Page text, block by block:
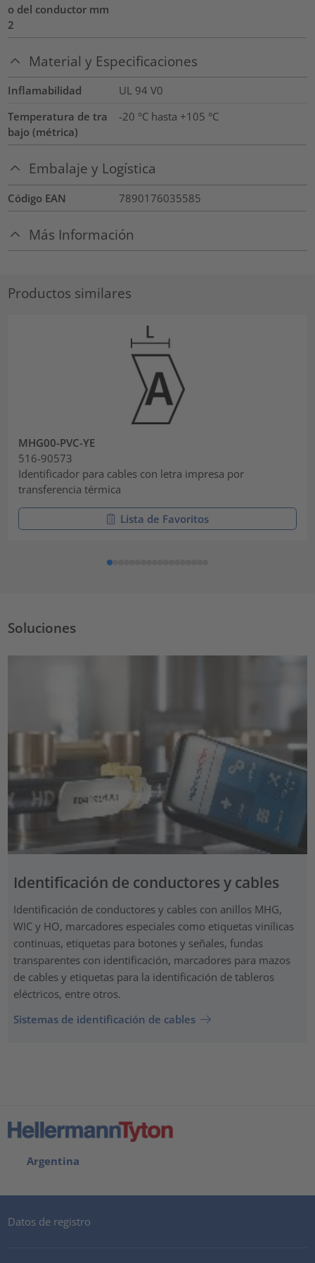
o del conductor mm
2
Material y Especificaciones
Inflamabilidad
UL 94 V0
Temperatura de tra
bajo (métrica)
-20 °C hasta +105 °C
Embalaje y Logística
Código EAN 7890176035585
Más Información
Productos similares
MHG00-PVC-YE
516-90573
Identificador para cables con letra impresa por
transferencia térmica
Lista de Favoritos
Soluciones
Identificación de conductores y cables
Identificación de conductores y cables con anillos MHG,
WIC y HO, marcadores especiales como etiquetas vinílicas
continuas, etiquetas para botones y señales, fundas
transparentes con identificación, marcadores para mazos
de cables y etiquetas para la identificación de tableros
eléctricos, entre otros.
Sistemas de identificación de cables
Argentina
Datos de registro